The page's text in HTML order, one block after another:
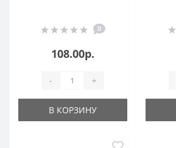
0
108.00р.
- +
В КОРЗИНУ